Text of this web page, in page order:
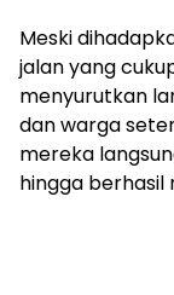
Meski
jalan yang
menyurutkan
dan warga
mereka
hingga berhasil